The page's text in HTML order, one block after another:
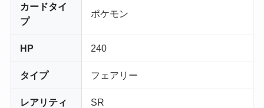
カードタイ
プ
ポケモン
HP 240
タイプ フェアリー
レアリティ SR